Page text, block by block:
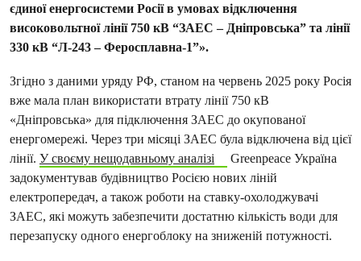
єдиної енергосистеми Росії в умовах відключення
високовольтної лінії 750 кВ “ЗАЕС – Дніпровська” та лінії
330 кВ “Л-243 – Феросплавна-1”».
Згідно з даними уряду РФ, станом на червень 2025 року Росія
вже мала план використати втрату лінії 750 кВ
«Дніпровська» для підключення ЗАЕС до окупованої
енергомережі. Через три місяці ЗАЕС була відключена від цієї
лінії. У своєму нещодавньому аналізі
Greenpeace Україна
задокументував будівництво Росією нових ліній
електропередач, а також роботи на ставку-охолоджувачі
ЗАЕС, які можуть забезпечити достатню кількість води для
перезапуску одного енергоблоку на зниженій потужності.